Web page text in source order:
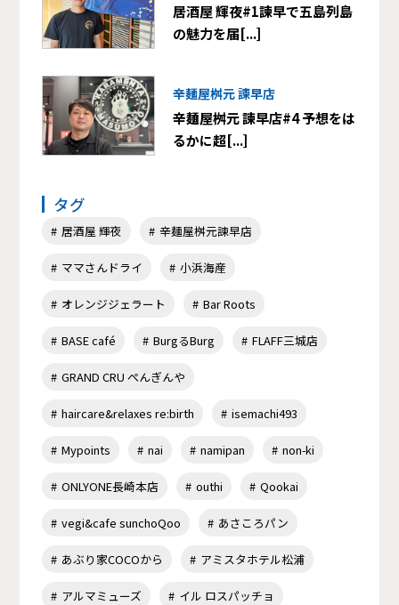
居酒屋 輝夜#1諫早で五島列島
の魅力を届[...]
辛麺屋桝元 諫早店
辛麺屋桝元 諫早店#4 予想をは
るかに超[...]
タグ
居酒屋 輝夜 辛麺屋桝元諫早店
ママさんドライ 小浜海産
オレンジジェラート Bar Roots
BASE café BurgるBurg FLAFF三城店
GRAND CRU ぺんぎんや
haircare&relaxes re:birth isemachi493
Mypoints nai namipan non-ki
ONLYONE長崎本店 outhi Qookai
vegi&cafe sunchoQoo あさころパン
あぶり家COCOから アミスタホテル松浦
アルマミューズ イル ロスパッチョ